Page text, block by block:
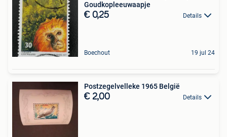
Goudkopleeuwaapje
€ 0,25 Details
Boechout 19 jul 24
Postzegelvelleke 1965 België
€ 2,00 Details